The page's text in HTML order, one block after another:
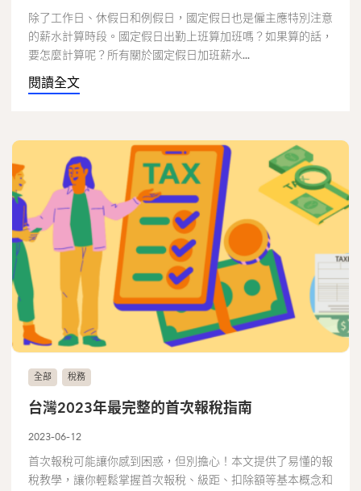
除了工作日、休假日和例假日，國定假日也是僱主應特別注意
的薪水計算時段。國定假日出勤上班算加班嗎？如果算的話，
要怎麼計算呢？所有關於國定假日加班薪水...
閱讀全文
全部 稅務
台灣2023年最完整的首次報稅指南
2023-06-12
首次報稅可能讓你感到困惑，但別擔心！本文提供了易懂的報
稅教學，讓你輕鬆掌握首次報稅、級距、扣除額等基本概念和